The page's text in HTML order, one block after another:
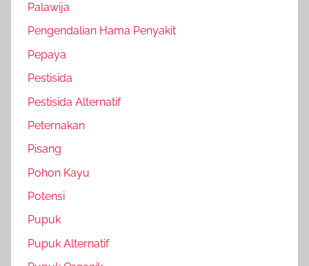
Palawija
Pengendalian Hama Penyakit
Pepaya
Pestisida
Pestisida Alternatif
Peternakan
Pisang
Pohon Kayu
Potensi
Pupuk
Pupuk Alternatif